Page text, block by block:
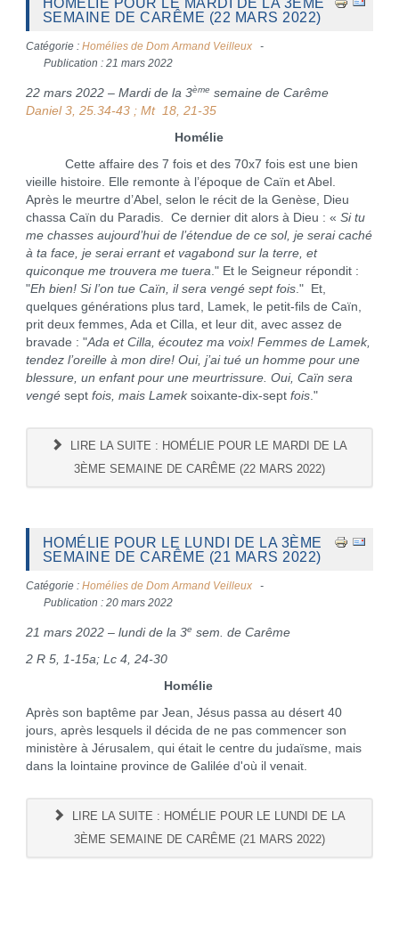
SEMAINE DE CARÊME (22 MARS 2022)
Catégorie : Homélies de Dom Armand Veilleux
Publication : 21 mars 2022
22 mars 2022 – Mardi de la 3ème semaine de Carême
Daniel 3, 25.34-43 ; Mt 18, 21-35
Homélie
Cette affaire des 7 fois et des 70x7 fois est une bien
vieille histoire. Elle remonte à l’époque de Caïn et Abel.
Après le meurtre d’Abel, selon le récit de la Genèse, Dieu
chassa Caïn du Paradis. Ce dernier dit alors à Dieu : « Si tu
me chasses aujourd’hui de l’étendue de ce sol, je serai caché
à ta face, je serai errant et vagabond sur la terre, et
quiconque me trouvera me tuera ." Et le Seigneur répondit :
"Eh bien! Si l’on tue Caïn, il sera vengé sept fois." Et,
quelques générations plus tard, Lamek, le petit-fils de Caïn,
prit deux femmes, Ada et Cilla, et leur dit, avec assez de
bravade : "Ada et Cilla, écoutez ma voix! Femmes de Lamek,
tendez l’oreille à mon dire! Oui, j’ai tué un homme pour une
blessure, un enfant pour une meurtrissure. Oui, Caïn sera
vengé septfois, mais Lamek soixante-dix-septfois."
LIRE LA SUITE : HOMÉLIE POUR LE MARDI DE LA
3ÈME SEMAINE DE CARÊME (22 MARS 2022)
HOMÉLIE POUR LE LUNDI DE LA 3ÈME
SEMAINE DE CARÊME (21 MARS 2022)
Catégorie : Homélies de Dom Armand Veilleux
Publication : 20 mars 2022
21 mars 2022 – lundi de la 3e sem. de Carême
2 R 5, 1-15a; Lc 4, 24-30
Homélie
Après son baptême par Jean, Jésus passa au désert 40
jours, après lesquels il décida de ne pas commencer son
ministère à Jérusalem, qui était le centre du judaïsme, mais
dans la lointaine province de Galilée d'où il venait.
LIRE LA SUITE : HOMÉLIE POUR LE LUNDI DE LA
3ÈME SEMAINE DE CARÊME (21 MARS 2022)